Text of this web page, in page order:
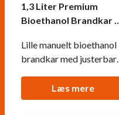
1,3 Liter Premium
Bioethanol Brandkar -
Lille manuelt bioethanol
brandkar med justerbar
på 1.3 liter. Brandkarret
har en flammebredde på
Læs mere